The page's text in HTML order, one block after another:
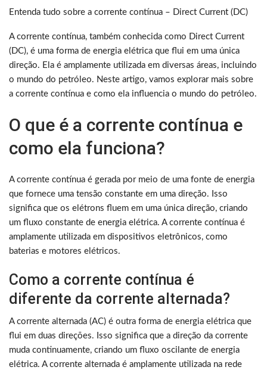
Entenda tudo sobre a corrente contínua – Direct Current (DC)
A corrente contínua, também conhecida como Direct Current
(DC), é uma forma de energia elétrica que flui em uma única
direção. Ela é amplamente utilizada em diversas áreas, incluindo
o mundo do petróleo. Neste artigo, vamos explorar mais sobre
a corrente contínua e como ela influencia o mundo do petróleo.
O que é a corrente contínua e
como ela funciona?
A corrente contínua é gerada por meio de uma fonte de energia
que fornece uma tensão constante em uma direção. Isso
significa que os elétrons fluem em uma única direção, criando
um fluxo constante de energia elétrica. A corrente contínua é
amplamente utilizada em dispositivos eletrônicos, como
baterias e motores elétricos.
Como a corrente contínua é
diferente da corrente alternada?
A corrente alternada (AC) é outra forma de energia elétrica que
flui em duas direções. Isso significa que a direção da corrente
muda continuamente, criando um fluxo oscilante de energia
elétrica. A corrente alternada é amplamente utilizada na rede